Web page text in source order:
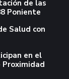
de las
Poniente
Salud con
en el
Proximidad